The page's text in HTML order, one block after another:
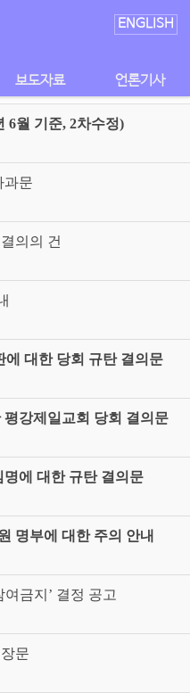
ENGLISH
보도자료 언론기사
6월 기준, 2차수정)
과문
의의 건
에 대한 당회 규탄 결의문
강제일교회 당회 결의문
에 대한 규탄 결의문
명부에 대한 주의 안내
금지’ 결정 공고
문